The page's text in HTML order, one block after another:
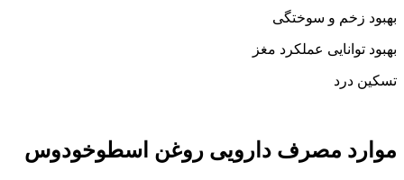
بهبود زخم و سوختگی
بهبود توانایی عملکرد مغز
تسکین درد
موارد مصرف دارویی روغن اسطوخودوس